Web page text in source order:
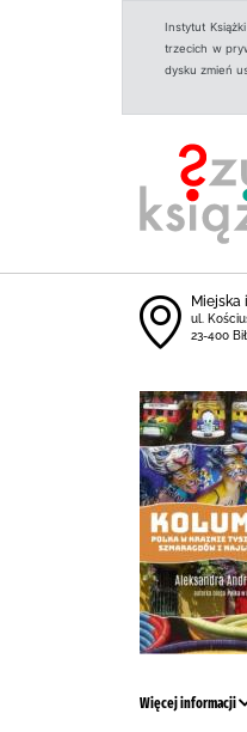
Instytut
trzecich w
dysku zmień
Miejska
ul.
23-400
Więcej informacji